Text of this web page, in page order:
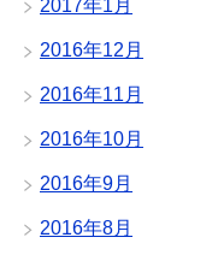
2017年1月
2016年12月
2016年11月
2016年10月
2016年9月
2016年8月